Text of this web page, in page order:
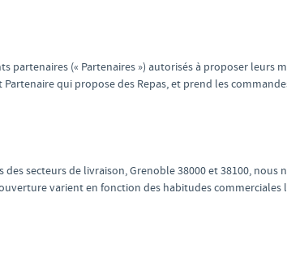
(« Partenaires ») autorisés à proposer leurs
qui propose des Repas, et prend les
secteurs de livraison, Grenoble 38000 et 38100, nous
varient en fonction des habitudes commerciales